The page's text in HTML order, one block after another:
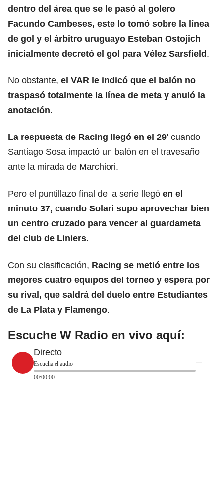
dentro del área que se le pasó al golero
Facundo Cambeses, este lo tomó sobre la línea
de gol y el árbitro uruguayo Esteban Ostojich
inicialmente decretó el gol para Vélez Sarsfield.
No obstante, el VAR le indicó que el balón no
traspasó totalmente la línea de meta y anuló la
anotación.
La respuesta de Racing llegó en el 29′ cuando
Santiago Sosa impactó un balón en el travesaño
ante la mirada de Marchiori.
Pero el puntillazo final de la serie llegó en el
minuto 37, cuando Solari supo aprovechar bien
un centro cruzado para vencer al guardameta
del club de Liniers.
Con su clasificación, Racing se metió entre los
mejores cuatro equipos del torneo y espera por
su rival, que saldrá del duelo entre Estudiantes
de La Plata y Flamengo.
Escuche W Radio en vivo aquí:
Directo
Escucha el audio
00:00:00